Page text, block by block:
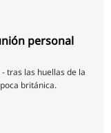
personal
tras las huellas de la
británica.